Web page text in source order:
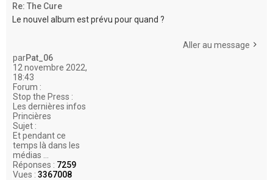
Re: The Cure
Le nouvel album est prévu pour quand ?
Aller au message
parPat_06
12 novembre 2022,
18:43
Forum :
Stop the Press :
Les dernières infos
Princières
Sujet :
Et pendant ce
temps là dans les
médias ...
Réponses : 7259
Vues : 3367008